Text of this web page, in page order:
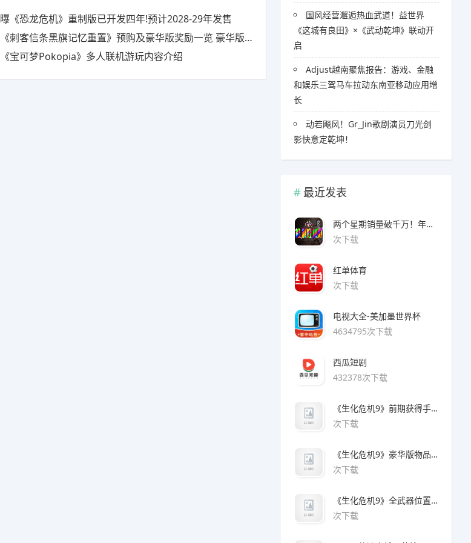
曝《恐龙危机》重制版已开发四年!预计2028-29年发售
《刺客信条黑旗记忆重置》预购及豪华版奖励一览 豪华版有什么
《宝可梦Pokopia》多人联机游玩内容介绍
国风经营邂逅热血武道！益世界
《这城有良田》×《武动乾坤》联动开
启
Adjust越南聚焦报告：游戏、金融
和娱乐三驾马车拉动东南亚移动应用增
长
​​动若飚风！Gr_Jin歌剧演员刀光剑
影快意定乾坤！
最近发表
两个星期销量破千万！年度爆款诞生了 3A看了都眼红
次下载
红单体育
次下载
电视大全-美加墨世界杯
4634795次下载
西瓜短剧
432378次下载
《生化危机9》前期获得手枪方法
次下载
《生化危机9》豪华版物品领取方法
次下载
《生化危机9》全武器位置及解锁方法
次下载